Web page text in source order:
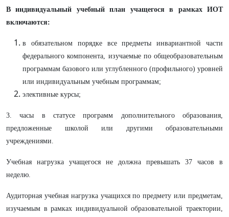
В индивидуальный учебный план учащегося в рамках ИОТ
включаются:
в обязательном порядке все предметы инвариантной части
федерального компонента, изучаемые по общеобразовательным
программам базового или углубленного (профильного) уровней
или индивидуальным учебным программам;
элективные курсы;
3. часы в статусе программ дополнительного образования,
предложенные школой или другими образовательными
учреждениями.
Учебная нагрузка учащегося не должна превышать 37 часов в
неделю.
Аудиторная учебная нагрузка учащихся по предмету или предметам,
изучаемым в рамках индивидуальной образовательной траектории,